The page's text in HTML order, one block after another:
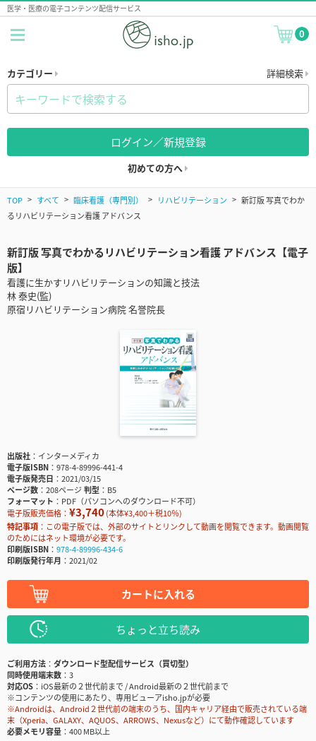
医学・医療の電子コンテンツ配信サービス
0
カテゴリー 詳細検索
ログイン／新規登録
初めての方へ
TOP すべて 臨床看護（専門別） リハビリテーション
新訂版 写真でわか
るリハビリテーション看護 アドバンス
新訂版 写真でわかるリハビリテーション看護 アドバンス【電子
版】
看護に生かすリハビリテーションの知識と技法
林 泰史(監)
原宿リハビリテーション病院 名誉院長
出版社
インターメディカ
電子版ISBN
978-4-89996-441-4
電子版発売日
2021/03/15
ページ数
208ページ判型
B5
フォーマット
PDF（パソコンへのダウンロード不可）
電子版販売価格： ¥3,740(本体¥3,400＋税10％)
特記事項
この電子版では、外部のサイトとリンクして動画を閲覧できます。動画閲覧
のためにはネット環境が必要です。
印刷版ISBN
978-4-89996-434-6
印刷版発行年月
2021/02
カートに入れる
ちょっと立ち読み
ご利用方法
ダウンロード型配信サービス（買切型）
同時使用端末数
3
対応OS
iOS最新の２世代前まで / Android最新の２世代前まで
※コンテンツの使用にあたり、専用ビューアisho.jpが必要
※Androidは、Android２世代前の端末のうち、国内キャリア経由で販売されている端
末（Xperia、GALAXY、AQUOS、ARROWS、Nexusなど）にて動作確認しています
必要メモリ容量
400 MB以上